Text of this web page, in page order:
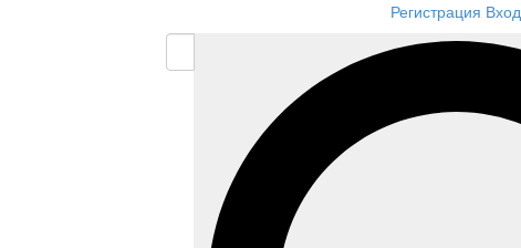
Регистрация Вход